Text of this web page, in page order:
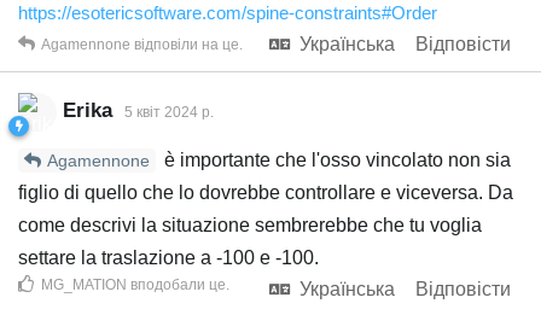
https://esotericsoftware.com/spine-constraints#Order
Українська
Відповісти
Agamennone відповіли на це.
Erika 5 квiт 2024 р.
Agamennone
è importante che l'osso vincolato non sia
figlio di quello che lo dovrebbe controllare e viceversa. Da
come descrivi la situazione sembrerebbe che tu voglia
settare la traslazione a -100 e -100.
Українська
Відповісти
MG_MATION вподобали це